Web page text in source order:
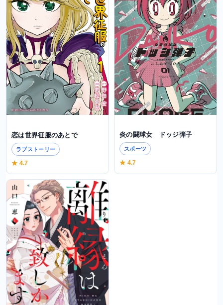
恋は世界征服のあとで
ラブストーリー
★ 4.7
炎の闘球女 ドッジ弾子
スポーツ
★ 4.7